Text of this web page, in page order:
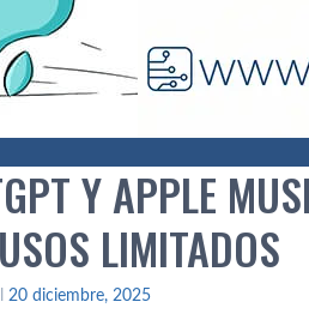
Y APPLE
LIMITADOS
20 diciembre, 2025